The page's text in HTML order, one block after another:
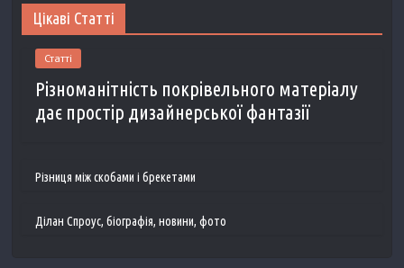
Цікаві Статті
Статті
Різноманітність покрівельного матеріалу
дає простір дизайнерської фантазії
Різниця між скобами і брекетами
Ділан Спроус, біографія, новини, фото